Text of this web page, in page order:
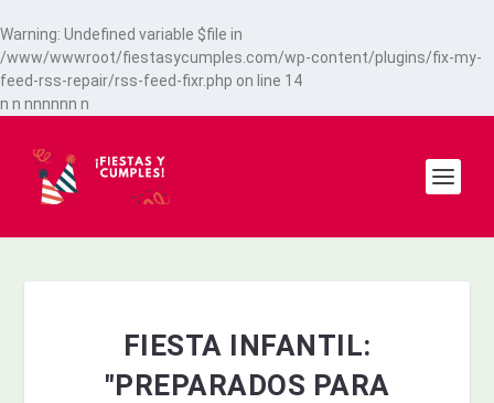
Warning: Undefined variable $file in
/www/wwwroot/fiestasycumples.com/wp-content/plugins/fix-my-
feed-rss-repair/rss-feed-fixr.php on line 14
n n nnnnnn n
FIESTA INFANTIL:
"PREPARADOS PARA